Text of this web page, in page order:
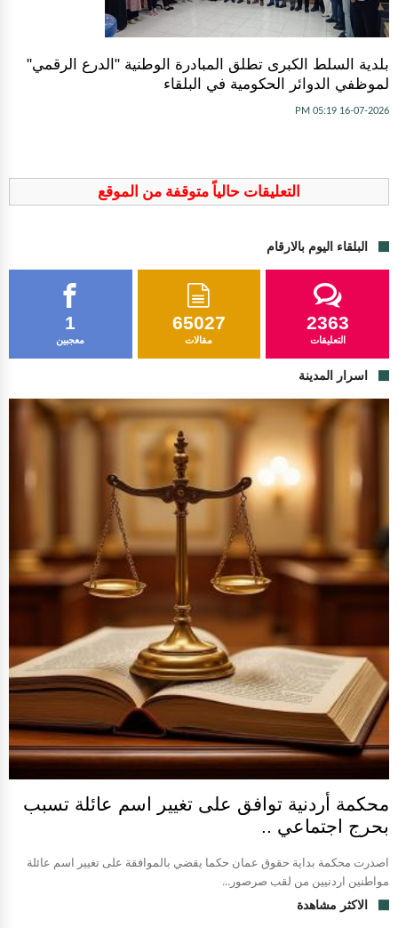
بلدية السلط الكبرى تطلق المبادرة الوطنية "الدرع الرقمي"
لموظفي الدوائر الحكومية في البلقاء
16-07-2026 05:19 PM
التعليقات حالياً متوقفة من الموقع
البلقاء اليوم بالارقام
1
معجبين
65027
مقالات
2363
التعليقات
اسرار المدينة
محكمة أردنية توافق على تغيير اسم عائلة تسبب
بحرج اجتماعي ..
اصدرت محكمة بداية حقوق عمان حكما يقضي بالموافقة على تغيير اسم عائلة
مواطنين اردنيين من لقب صرصور...
الاكثر مشاهدة